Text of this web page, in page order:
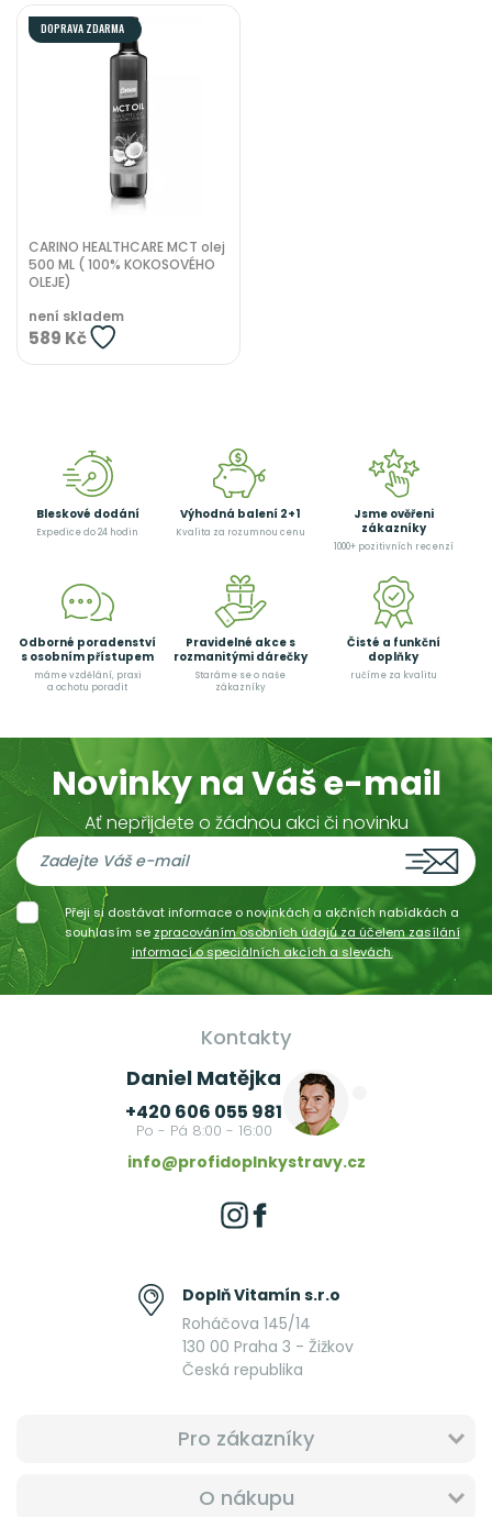
DOPRAVA ZDARMA
CARINO HEALTHCARE MCT olej
500 ML ( 100% KOKOSOVÉHO
OLEJE)
není skladem
589 Kč
Bleskové dodání
Expedice do 24 hodin
Výhodná balení 2+1
Kvalita za rozumnou cenu
Jsme ověřeni
zákazníky
1000+ pozitivních recenzí
Odborné poradenství
s osobním přístupem
máme vzdělání, praxi
a ochotu poradit
Pravidelné akce s
rozmanitými dárečky
Staráme se o naše
zákazníky
Čisté a funkční
doplňky
ručíme za kvalitu
Novinky na Váš e-mail
Ať nepřijdete o žádnou akci či novinku
Přeji si dostávat informace o novinkách a akčních nabídkách a
souhlasím se zpracováním osobních údajů za účelem zasílání
informací o speciálních akcích a slevách.
Kontakty
Daniel Matějka
+420 606 055 981
Po - Pá 8:00 - 16:00
info@profidoplnkystravy.cz
Doplň Vitamín s.r.o
Roháčova 145/14
130 00 Praha 3 - Žižkov
Česká republika
Pro zákazníky
O nákupu